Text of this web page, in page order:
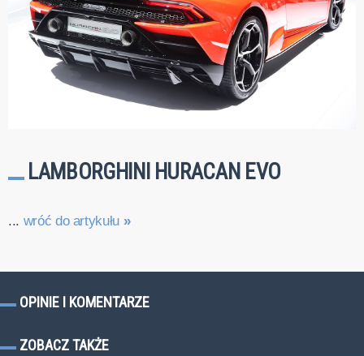
LAMBORGHINI HURACAN EVO
... wróć do artykułu »
OPINIE I KOMENTARZE
ZOBACZ TAKŻE